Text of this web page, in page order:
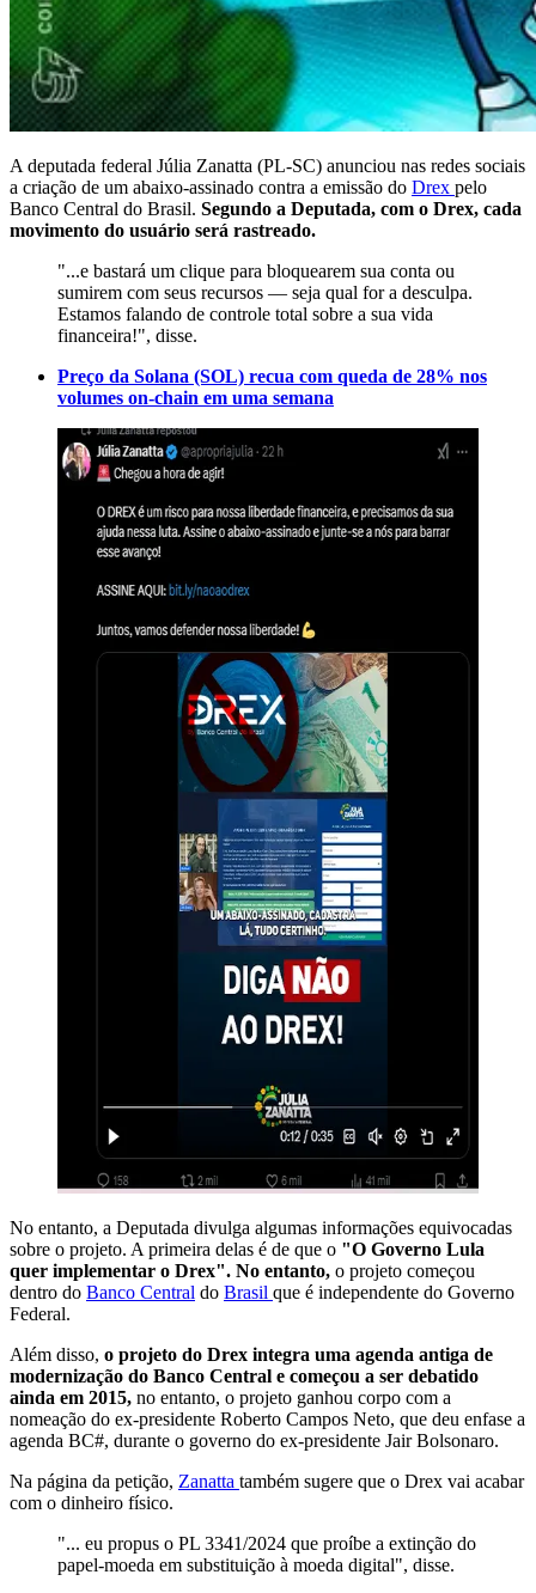
A deputada federal Júlia Zanatta (PL-SC) anunciou nas redes sociais
a criação de um abaixo-assinado contra a emissão do Drex pelo
Banco Central do Brasil. Segundo a Deputada, com o Drex, cada
movimento do usuário será rastreado.
"...e bastará um clique para bloquearem sua conta ou
sumirem com seus recursos — seja qual for a desculpa.
Estamos falando de controle total sobre a sua vida
financeira!", disse.
Preço da Solana (SOL) recua com queda de 28% nos
volumes on-chain em uma semana
No entanto, a Deputada divulga algumas informações equivocadas
sobre o projeto. A primeira delas é de que o "O Governo Lula
quer implementar o Drex". No entanto, o projeto começou
dentro do Banco Central do Brasil que é independente do Governo
Federal.
Além disso, o projeto do Drex integra uma agenda antiga de
modernização do Banco Central e começou a ser debatido
ainda em 2015, no entanto, o projeto ganhou corpo com a
nomeação do ex-presidente Roberto Campos Neto, que deu enfase a
agenda BC#, durante o governo do ex-presidente Jair Bolsonaro.
Na página da petição, Zanatta também sugere que o Drex vai acabar
com o dinheiro físico.
"... eu propus o PL 3341/2024 que proíbe a extinção do
papel-moeda em substituição à moeda digital", disse.